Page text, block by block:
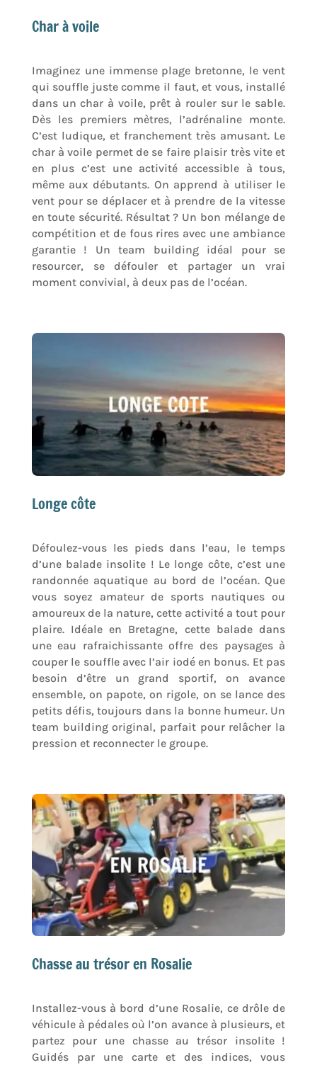
Char à voile
Imaginez une immense plage bretonne, le vent
qui souffle juste comme il faut, et vous, installé
dans un char à voile, prêt à rouler sur le sable.
Dès les premiers mètres, l’adrénaline monte.
C’est ludique, et franchement très amusant. Le
char à voile permet de se faire plaisir très vite et
en plus c’est une activité accessible à tous,
même aux débutants. On apprend à utiliser le
vent pour se déplacer et à prendre de la vitesse
en toute sécurité. Résultat ? Un bon mélange de
compétition et de fous rires avec une ambiance
garantie ! Un team building idéal pour se
resourcer, se défouler et partager un vrai
moment convivial, à deux pas de l’océan.
Longe côte
Défoulez-vous les pieds dans l’eau, le temps
d’une balade insolite ! Le longe côte, c’est une
randonnée aquatique au bord de l’océan. Que
vous soyez amateur de sports nautiques ou
amoureux de la nature, cette activité a tout pour
plaire. Idéale en Bretagne, cette balade dans
une eau rafraichissante offre des paysages à
couper le souffle avec l’air iodé en bonus. Et pas
besoin d’être un grand sportif, on avance
ensemble, on papote, on rigole, on se lance des
petits défis, toujours dans la bonne humeur. Un
team building original, parfait pour relâcher la
pression et reconnecter le groupe.
Chasse au trésor en Rosalie
Installez-vous à bord d’une Rosalie, ce drôle de
véhicule à pédales où l’on avance à plusieurs, et
partez pour une chasse au trésor insolite !
Guidés par une carte et des indices, vous